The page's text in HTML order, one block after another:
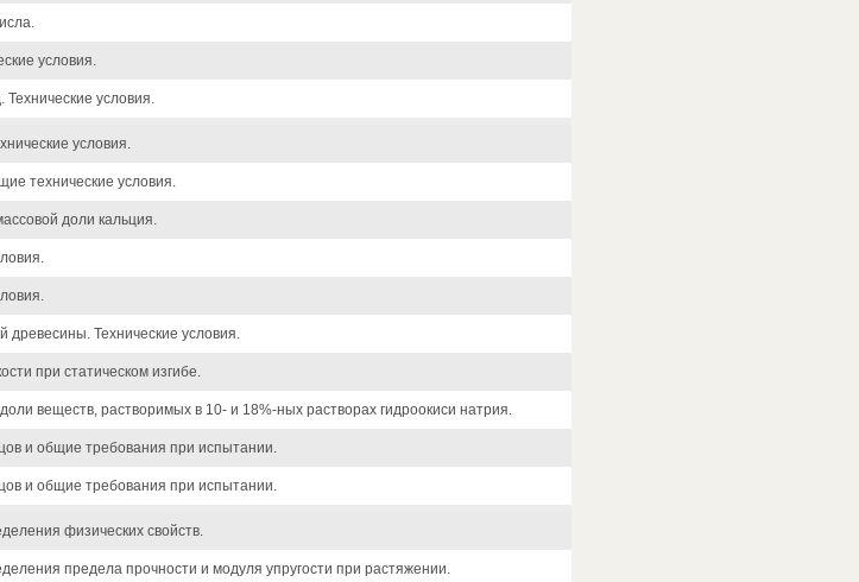
условия.
условия.
условия.
технические условия.
доли кальция.
Технические условия.
при статическом изгибе.
веществ, растворимых в 10- и 18%-ных растворах гидроокиси натрия.
и общие требования при испытании.
и общие требования при испытании.
физических свойств.
предела прочности и модуля упругости при растяжении.